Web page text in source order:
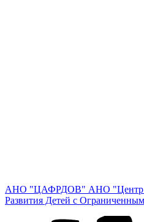
АНО "ЦАФРДОВ" АНО "Центр
Развития Детей с